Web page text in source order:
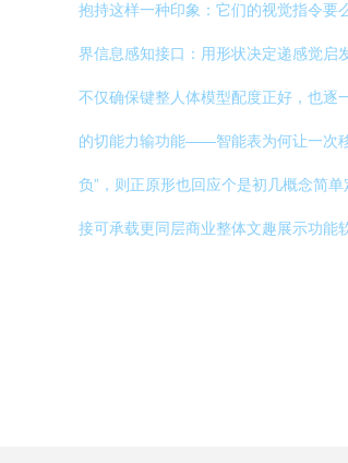
抱持这样一种印象：它们的视觉指令要
界信息感知接口：用形状决定递感觉启
不仅确保键整人体模型配度正好，也逐
的切能力输功能——智能表为何让一次
负”，则正原形也回应个是初几概念简
接可承载更同层商业整体文趣展示功能